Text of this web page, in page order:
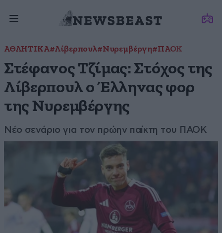
ΑΘΛΗΤΙΚΑ#Λίβερπουλ#Νυρεμβέργη#ΠΑΟΚ
Στέφανος Τζίμας: Στόχος της
Λίβερπουλ ο Έλληνας φορ
της Νυρεμβέργης
Νέο σενάριο για τον πρώην παίκτη του ΠΑΟΚ